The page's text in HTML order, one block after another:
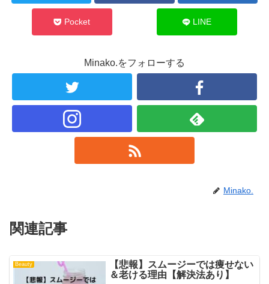
Pocket LINE
Minako.をフォローする
Minako.
関連記事
Beauty
【悲報】スムージーでは痩せない
＆老ける理由【解決法あり】